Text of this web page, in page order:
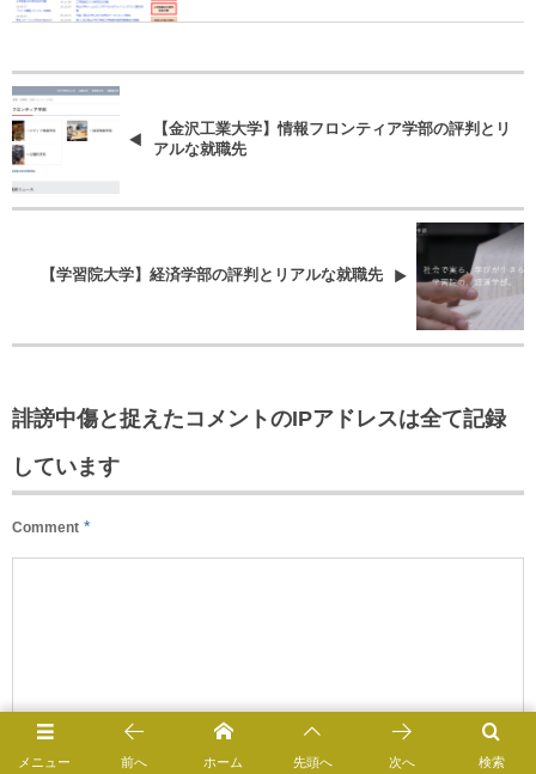
【金沢工業大学】情報フロンティア学部の評判とリ
アルな就職先
【学習院大学】経済学部の評判とリアルな就職先
誹謗中傷と捉えたコメントのIPアドレスは全て記録
しています
Comment *
メニュー 検索
前へ ホーム 先頭へ 次へ